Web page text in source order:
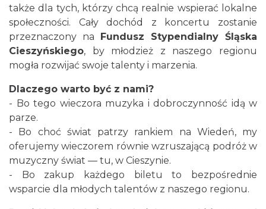
Cieszyn
2026-08-08
0.08 km
także dla tych, którzy chcą realnie wspierać lokalne
społeczności. Cały dochód z koncertu zostanie
przeznaczony na Fundusz Stypendialny Śląska
Cieszyńskiego, by młodzież z naszego regionu
mogła rozwijać swoje talenty i marzenia.
Dlaczego warto być z nami?
- Bo tego wieczora muzyka i dobroczynność idą w
parze.
- Bo choć świat patrzy rankiem na Wiedeń, my
oferujemy wieczorem równie wzruszającą podróż w
muzyczny świat — tu, w Cieszynie.
- Bo zakup każdego biletu to bezpośrednie
wsparcie dla młodych talentów z naszego regionu.